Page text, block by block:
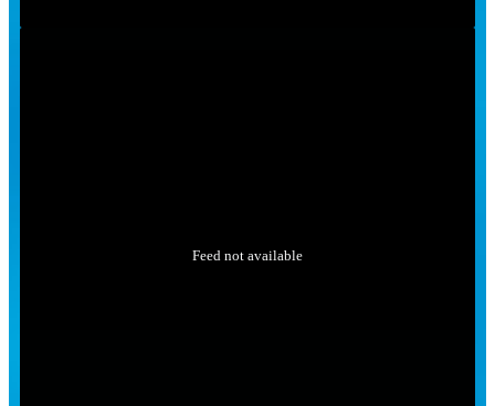
Feed not available